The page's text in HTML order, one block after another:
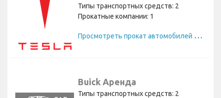
Типы транспортных средств: 2
Прокатные компании: 1
П
росмотреть прокат автомобилей Tesla
Buick Аренда
Типы транспортных средств: 2